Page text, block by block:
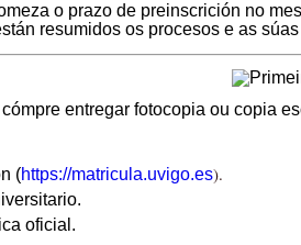
o prazo de preinscrición no
resumidos os procesos e as
entregar fotocopia ou copia
(https://matricula.uvigo.es).
oficial.